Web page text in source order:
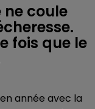
ne coule
fois que le
année avec la